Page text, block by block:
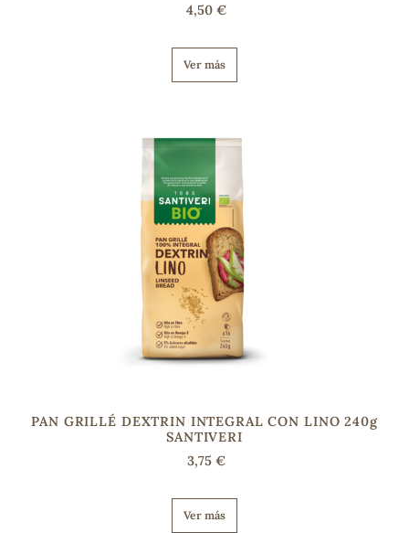
4,50 €
Ver más
PAN GRILLÉ DEXTRIN INTEGRAL CON LINO 240g
SANTIVERI
3,75 €
Ver más